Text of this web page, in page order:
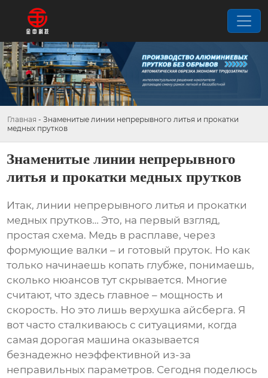
Главная - Знаменитые линии непрерывного литья и прокатки
медных прутков
Знаменитые линии непрерывного
литья и прокатки медных прутков
Итак,линии непрерывного литья и прокатки
медных прутков… Это, на первый взгляд,
простая схема. Медь в расплаве, через
формующие валки – и готовый пруток. Но как
только начинаешь копать глубже, понимаешь,
сколько нюансов тут скрывается. Многие
считают, что здесь главное – мощность и
скорость. Но это лишь верхушка айсберга. Я
вот часто сталкиваюсь с ситуациями, когда
самая дорогая машина оказывается
безнадежно неэффективной из-за
неправильных параметров. Сегодня поделюсь